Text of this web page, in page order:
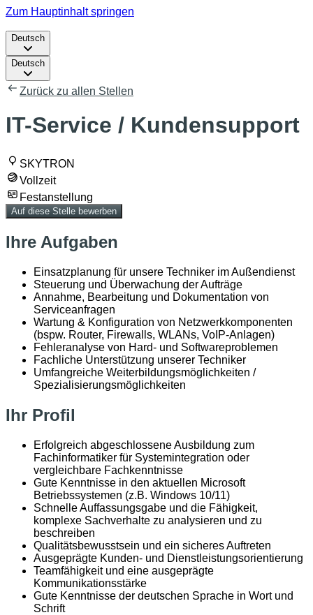
Zum Hauptinhalt springen
Deutsch
Deutsch
Zurück zu allen Stellen
IT-Service / Kundensupport
SKYTRON
Vollzeit
Festanstellung
Auf diese Stelle bewerben
Ihre Aufgaben
Einsatzplanung für unsere Techniker im Außendienst
Steuerung und Überwachung der Aufträge
Annahme, Bearbeitung und Dokumentation von
Serviceanfragen
Wartung & Konfiguration von Netzwerkkomponenten
(bspw. Router, Firewalls, WLANs, VoIP-Anlagen)
Fehleranalyse von Hard- und Softwareproblemen
Fachliche Unterstützung unserer Techniker
Umfangreiche Weiterbildungsmöglichkeiten /
Spezialisierungsmöglichkeiten
Ihr Profil
Erfolgreich abgeschlossene Ausbildung zum
Fachinformatiker für Systemintegration oder
vergleichbare Fachkenntnisse
Gute Kenntnisse in den aktuellen Microsoft
Betriebssystemen (z.B. Windows 10/11)
Schnelle Auffassungsgabe und die Fähigkeit,
komplexe Sachverhalte zu analysieren und zu
beschreiben
Qualitätsbewusstsein und ein sicheres Auftreten
Ausgeprägte Kunden- und Dienstleistungsorientierung
Teamfähigkeit und eine ausgeprägte
Kommunikationsstärke
Gute Kenntnisse der deutschen Sprache in Wort und
Schrift